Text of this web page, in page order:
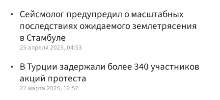
Сейсмолог предупредил о масштабных
последствиях ожидаемого землетрясения
в Стамбуле
25 апреля 2025, 04:53
В Турции задержали более 340 участников
акций протеста
22 марта 2025, 12:57